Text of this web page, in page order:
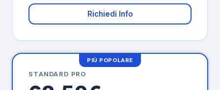
Richiedi Info
STANDARD PRO